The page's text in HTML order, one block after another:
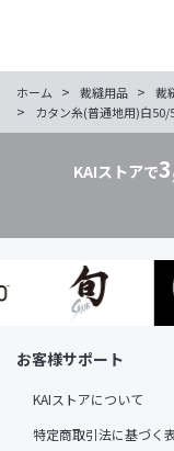
ホーム > 裁縫用品 > 裁
> カタン糸(普通地用)白50/
KAIストアで
お客様サポート
KAIストアについて
特定商取引法に基づく